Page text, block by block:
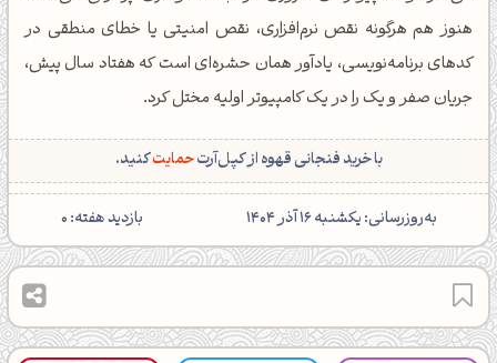
هنوز هم هرگونه نقص نرم‌افزاری، نقص امنیتی یا خطای منطقی در
کدهای برنامه‌نویسی، یادآور همان حشره‌ای است که هفتاد سال پیش،
جریان صفر و یک را در یک کامپیوتر اولیه مختل کرد.
با خرید فنجانی قهوه از کپل‌آرتحمایتکنید.
‌به‌روزرسانی: یکشنبه 16 آذر 1404 بازدید هفته: 0